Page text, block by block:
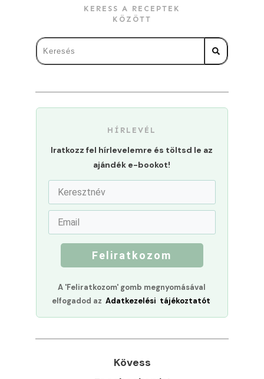
KERESS A RECEPTEK
KÖZÖTT
HÍRLEVÉL
Iratkozz fel hírlevelemre és töltsd le az
ajándék e-bookot!
Feliratkozom
A 'Feliratkozom' gomb megnyomásával
elfogadod az Adatkezelési tájékoztatót
Kövess